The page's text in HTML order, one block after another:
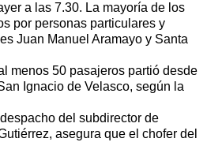
a las 7.30. La mayoría de los
por personas particulares y
Juan Manuel Aramayo y Santa
menos 50 pasajeros partió desde
Ignacio de Velasco, según la
del subdirector de
asegura que el chofer del